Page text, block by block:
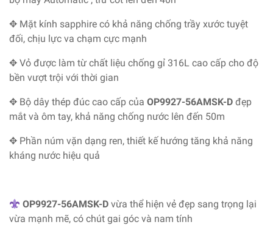
✥ Mặt kính sapphire có khả năng chống trầy xước tuyệt
đối, chịu lực va chạm cực mạnh
✥ Vỏ được làm từ chất liệu chống gỉ 316L cao cấp cho độ
bền vượt trội với thời gian
✥ Bộ dây thép đúc cao cấp của OP9927-56AMSK-D đẹp
mắt và ôm tay, khả năng chống nước lên đến 50m
✥ Phần núm vặn dạng ren, thiết kế hướng tăng khả năng
kháng nước hiệu quả
OP9927-56AMSK-D vừa thể hiện vẻ đẹp sang trọng lại
vừa mạnh mẽ, có chút gai góc và nam tính